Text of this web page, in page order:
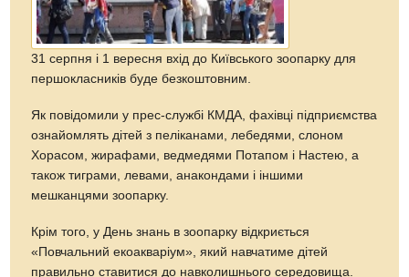
31 серпня і 1 вересня вхід до Київського зоопарку для
першокласників буде безкоштовним.
Як повідомили у прес-службі КМДА, фахівці підприємства
ознайомлять дітей з пеліканами, лебедями, слоном
Хорасом, жирафами, ведмедями Потапом і Настею, а
також тиграми, левами, анакондами і іншими
мешканцями зоопарку.
Крім того, у День знань в зоопарку відкриється
«Повчальний екоакваріум», який навчатиме дітей
правильно ставитися до навколишнього середовища.